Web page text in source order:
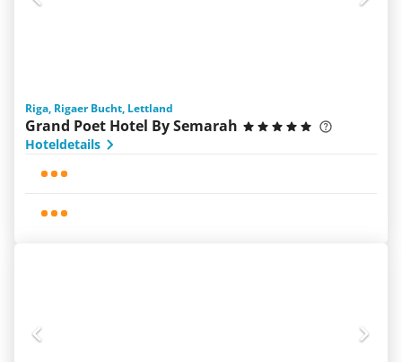
Riga, Rigaer Bucht, Lettland
Grand Poet Hotel By Semarah
Hoteldetails